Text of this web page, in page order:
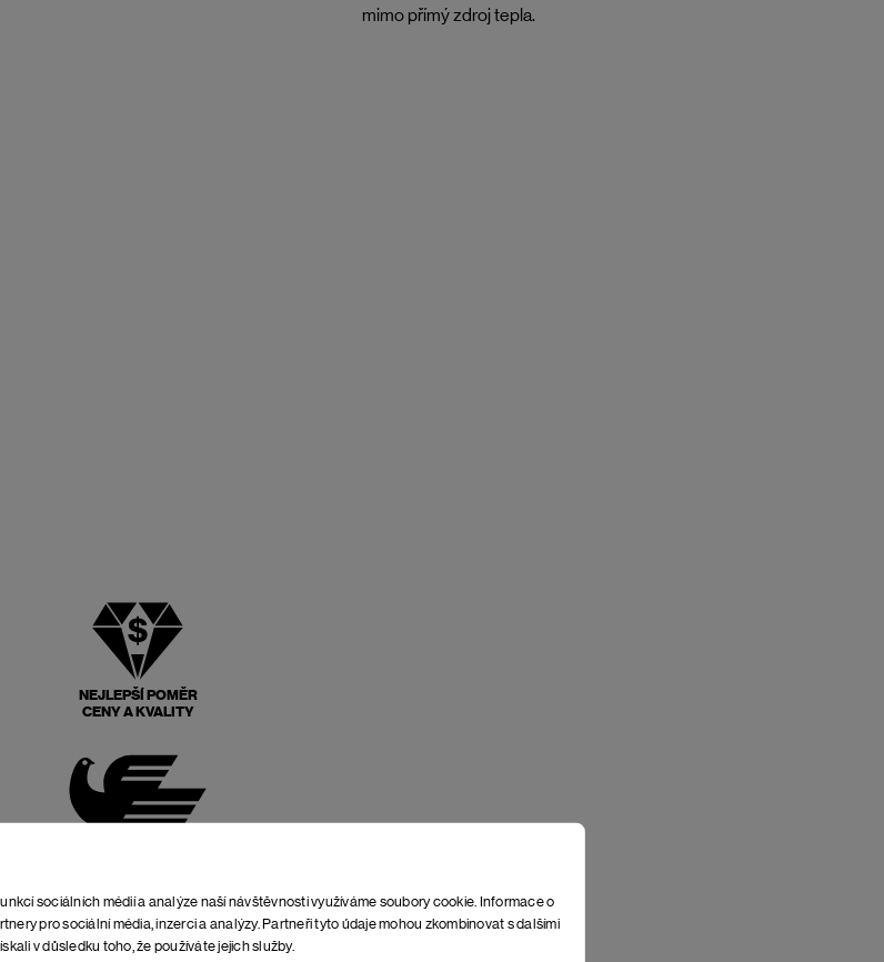
sociálních médií a analýze naší návštěvnosti využíváme soubory cookie. Informace o
pro sociální média, inzerci a analýzy. Partneři tyto údaje mohou zkombinovat s dalšími
v důsledku toho, že používáte jejich služby.
mimo přímý zdroj tepla.
NEJLEPŠÍ POMĚR
CENY A KVALITY